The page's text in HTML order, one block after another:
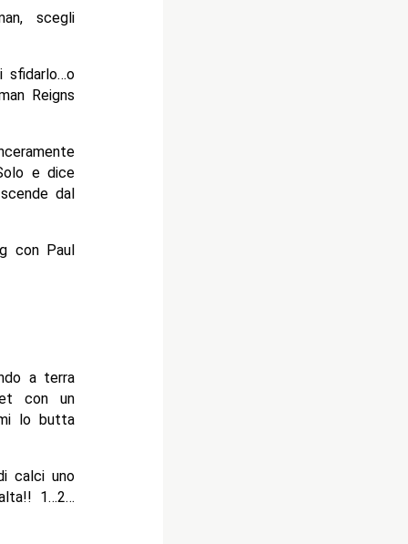
scegli
sfidarlo…o
Reigns
e dice
dal
con Paul
a terra
con un
lo butta
calci uno
1…2…